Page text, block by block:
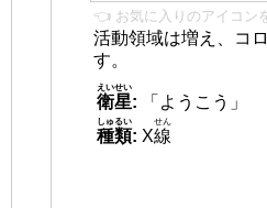
👈 お気に入りのアイコン
活動領域は増え、コ
す。
衛星
えいせい
:
「ようこう」
種類
しゅるい
: X線
せん